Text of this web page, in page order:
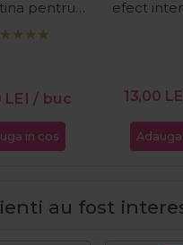
pentru
parului K-
LEI / buc
in cos
efect
13,00
au fost